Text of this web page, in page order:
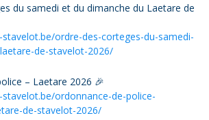
du samedi et du dimanche du Laetare de
ordre-des-corteges-du-samedi-
de-stavelot-2026/
– Laetare 2026 🎉
ordonnance-de-police-
de-stavelot-2026/